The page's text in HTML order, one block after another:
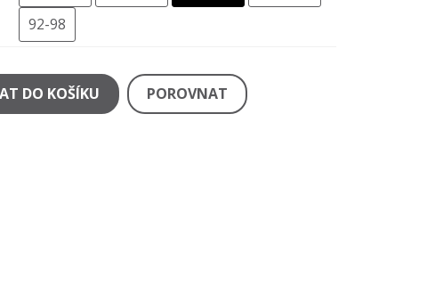
92-98
DO KOŠÍKU POROVNAT